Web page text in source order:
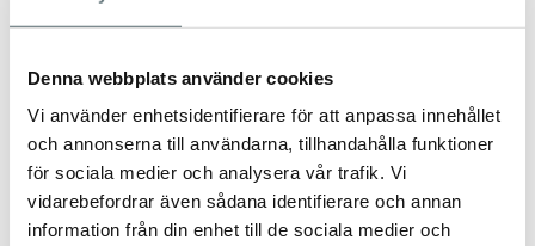
Denna webbplats använder cookies
Vi använder enhetsidentifierare för att anpassa innehållet
och annonserna till användarna, tillhandahålla funktioner
för sociala medier och analysera vår trafik. Vi
vidarebefordrar även sådana identifierare och annan
information från din enhet till de sociala medier och
Meindls skor och kängor behöver regelbunden skovård för
livslängden. Skorna bör impregneras med
med Meindl SportWaxför att vårda lädret och bevara
dess smidighet och hållbarhet.
Se vidare information om rätt skovård här
-----------------------------------------------------